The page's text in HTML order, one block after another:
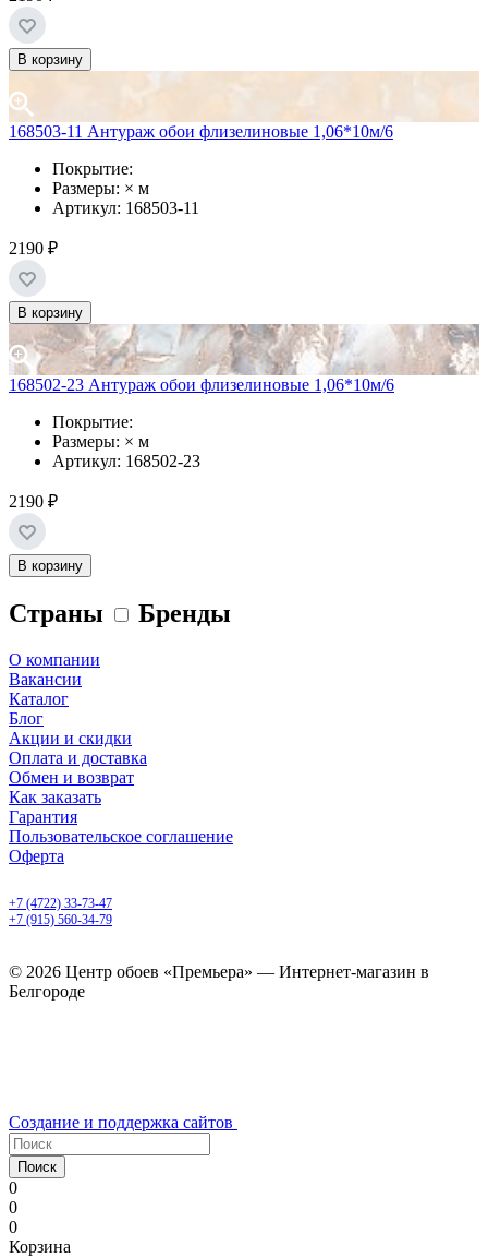
В корзину
168503-11 Антураж обои флизелиновые 1,06*10м/6
Покрытие:
Размеры: × м
Артикул: 168503-11
2190 ₽
В корзину
168502-23 Антураж обои флизелиновые 1,06*10м/6
Покрытие:
Размеры: × м
Артикул: 168502-23
2190 ₽
В корзину
Страны Бренды
О компании
Вакансии
Каталог
Блог
Акции и скидки
Оплата и доставка
Обмен и возврат
Как заказать
Гарантия
Пользовательское соглашение
Оферта
+7 (4722) 33-73-47
+7 (915) 560-34-79
© 2026 Центр обоев «Премьера» — Интернет-магазин в
Белгороде
Создание и поддержка сайтов
Поиск
0
0
0
Корзина